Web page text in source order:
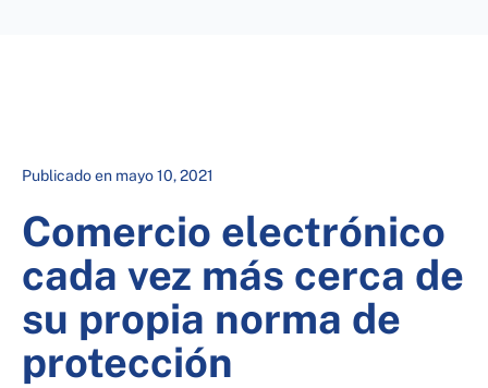
Publicado en mayo 10, 2021
Comercio electrónico
cada vez más cerca de
su propia norma de
protección